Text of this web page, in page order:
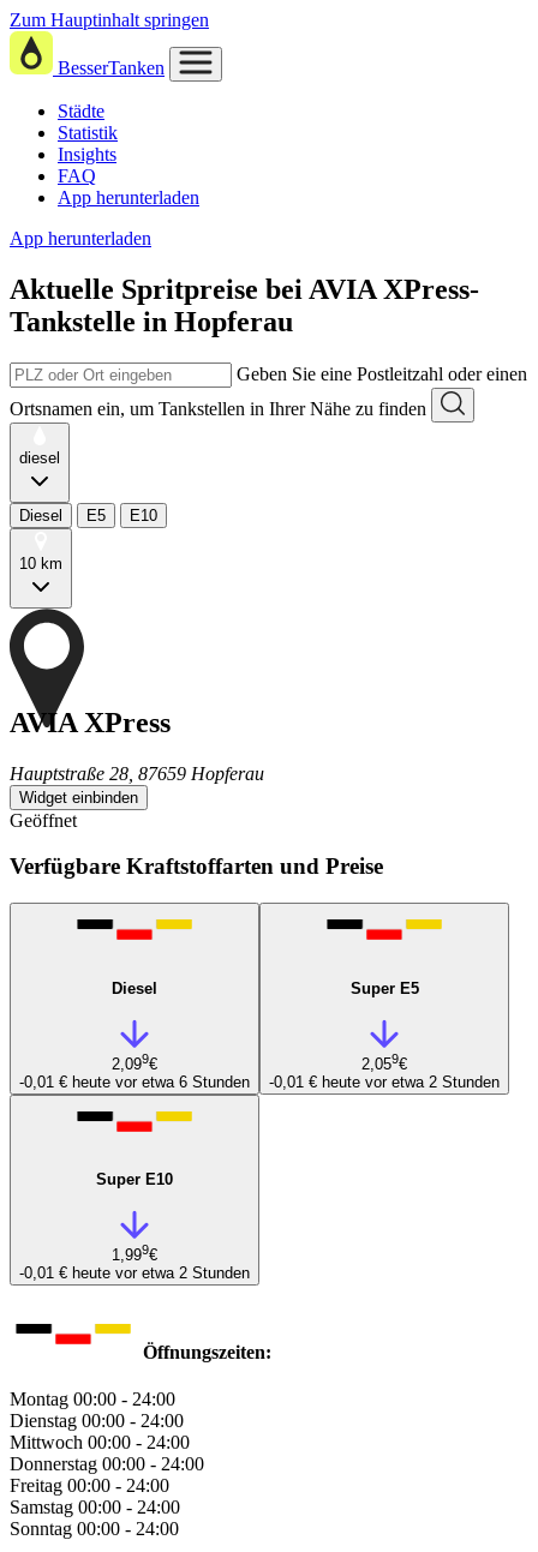
Zum Hauptinhalt springen
BesserTanken
Städte
Statistik
Insights
FAQ
App herunterladen
App herunterladen
Aktuelle Spritpreise bei AVIA XPress-
Tankstelle in Hopferau
Geben Sie eine Postleitzahl oder einen
Ortsnamen ein, um Tankstellen in Ihrer Nähe zu finden
diesel
Diesel E5 E10
10 km
AVIA XPress
Hauptstraße 28, 87659 Hopferau
Widget einbinden
Geöffnet
Verfügbare Kraftstoffarten und Preise
Diesel
2,099€
-0,01 € heute vor etwa 6 Stunden
Super E5
2,059€
-0,01 € heute vor etwa 2 Stunden
Super E10
1,999€
-0,01 € heute vor etwa 2 Stunden
Öffnungszeiten:
Montag 00:00 - 24:00
Dienstag 00:00 - 24:00
Mittwoch 00:00 - 24:00
Donnerstag 00:00 - 24:00
Freitag 00:00 - 24:00
Samstag 00:00 - 24:00
Sonntag 00:00 - 24:00